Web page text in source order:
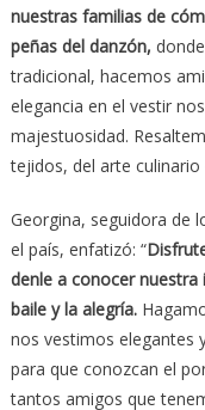
nuestras familias de
peñas del danzón,
tradicional, hacemos
elegancia en el vestir
majestuosidad.
tejidos, del arte
Georgina, seguidora de
el país, enfatizó: “
denle a conocer nuestra
baile y la alegría.
nos vestimos elegantes
para que conozcan el
tantos amigos que